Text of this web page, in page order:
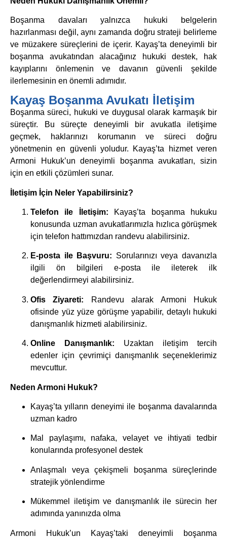
Boşanma davaları yalnızca hukuki belgelerin
hazırlanması değil, aynı zamanda doğru strateji belirleme
ve müzakere süreçlerini de içerir. Kayaş’ta deneyimli bir
boşanma avukatından alacağınız hukuki destek, hak
kayıplarını önlemenin ve davanın güvenli şekilde
ilerlemesinin en önemli adımıdır.
Kayaş Boşanma Avukatı İletişim
Boşanma süreci, hukuki ve duygusal olarak karmaşık bir
süreçtir. Bu süreçte deneyimli bir avukatla iletişime
geçmek, haklarınızı korumanın ve süreci doğru
yönetmenin en güvenli yoludur. Kayaş’ta hizmet veren
Armoni Hukuk’un deneyimli boşanma avukatları, sizin
için en etkili çözümleri sunar.
İletişim İçin Neler Yapabilirsiniz?
Telefon ile İletişim: Kayaş’ta boşanma hukuku
konusunda uzman avukatlarımızla hızlıca görüşmek
için telefon hattımızdan randevu alabilirsiniz.
E-posta ile Başvuru: Sorularınızı veya davanızla
ilgili ön bilgileri e-posta ile ileterek ilk
değerlendirmeyi alabilirsiniz.
Ofis Ziyareti: Randevu alarak Armoni Hukuk
ofisinde yüz yüze görüşme yapabilir, detaylı hukuki
danışmanlık hizmeti alabilirsiniz.
Online Danışmanlık: Uzaktan iletişim tercih
edenler için çevrimiçi danışmanlık seçeneklerimiz
mevcuttur.
Neden Armoni Hukuk?
Kayaş’ta yılların deneyimi ile boşanma davalarında
uzman kadro
Mal paylaşımı, nafaka, velayet ve ihtiyati tedbir
konularında profesyonel destek
Anlaşmalı veya çekişmeli boşanma süreçlerinde
stratejik yönlendirme
Mükemmel iletişim ve danışmanlık ile sürecin her
adımında yanınızda olma
Armoni Hukuk’un Kayaş’taki deneyimli boşanma